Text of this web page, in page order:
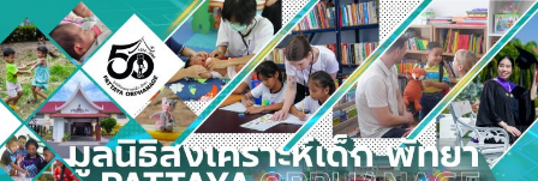
Skip
to
content